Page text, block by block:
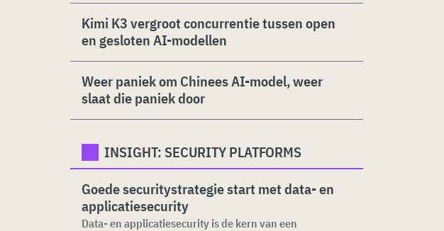
Kimi K3 vergroot concurrentie tussen open
en gesloten AI-modellen
Weer paniek om Chinees AI-model, weer
slaat die paniek door
INSIGHT: SECURITY PLATFORMS
Goede securitystrategie start met data- en
applicatiesecurity
Data- en applicatiesecurity is de kern van een